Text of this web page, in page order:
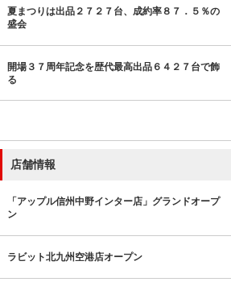
夏まつりは出品２７２７台、成約率８７．５％の
盛会
開場３７周年記念を歴代最高出品６４２７台で飾
る
店舗情報
「アップル信州中野インター店」グランドオープ
ン
ラビット北九州空港店オープン